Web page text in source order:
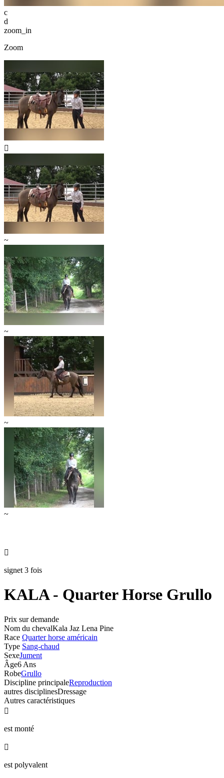
c
d
zoom_in
Zoom

~
~
~
~

signet 3 fois
KALA - Quarter Horse Grullo
Prix sur demande
Nom du chevalKala Jaz Lena Pine
Race Quarter horse américain
Type Sang-chaud
SexeJument
Âge6 Ans
RobeGrullo
Discipline principaleReproduction
autres disciplinesDressage
Autres caractéristiques

est monté

est polyvalent